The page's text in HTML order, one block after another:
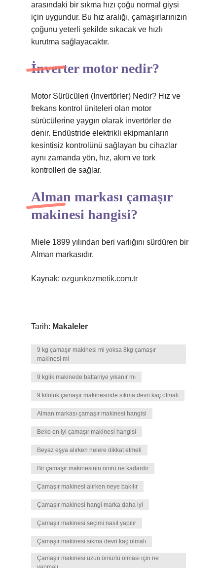
arasındaki bir sıkma hızı çoğu normal giysi
için uygundur. Bu hız aralığı, çamaşırlarınızın
çoğunu yeterli şekilde sıkacak ve hızlı
kurutma sağlayacaktır.
İnverter motor nedir?
Motor Sürücüleri (İnvertörler) Nedir? Hız ve
frekans kontrol üniteleri olan motor
sürücülerine yaygın olarak invertörler de
denir. Endüstride elektrikli ekipmanların
kesintisiz kontrolünü sağlayan bu cihazlar
aynı zamanda yön, hız, akım ve tork
kontrolleri de sağlar.
Alman markası çamaşır
makinesi hangisi?
Miele 1899 yılından beri varlığını sürdüren bir
Alman markasıdır.
Kaynak: ozgunkozmetik.com.tr
Tarih: Makaleler
9 kg çamaşır makinesi mi yoksa 8kg çamaşır
makinesi mi
9 kglik makinede battaniye yıkanır mı
9 kiloluk çamaşır makinesinde sıkma devri kaç olmalı
Alman markası çamaşır makinesi hangisi
Beko en iyi çamaşır makinesi hangisi
Beyaz eşya alırken nelere dikkat etmeli
Bir çamaşır makinesinin ömrü ne kadardır
Çamaşır makinesi alırken neye bakılır
Çamaşır makinesi hangi marka daha iyi
Çamaşır makinesi seçimi nasıl yapılır
Çamaşır makinesi sıkma devri kaç olmalı
Çamaşır makinesi uzun ömürlü olması için ne